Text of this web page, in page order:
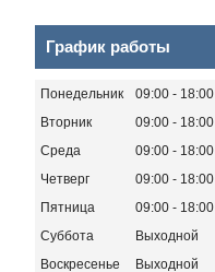
График работы
Понедельник 09:00 18:00
Вторник
09:00 18:00
Среда
09:00
18:00
Четверг
09:00 18:00
Пятница
09:00 18:00
Суббота
Выходной
Воскресенье
Выходной